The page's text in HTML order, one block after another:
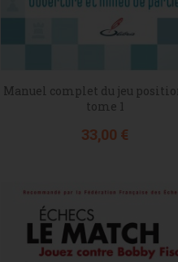
Manuel complet du jeu
tome 1
Prix
33,00 €